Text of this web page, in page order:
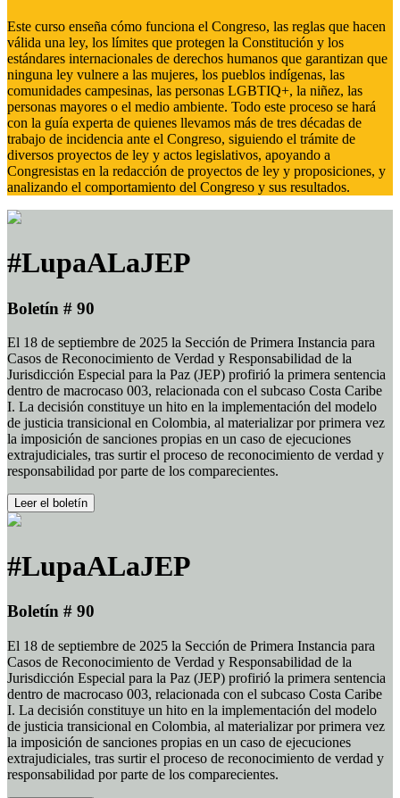
Este curso enseña cómo funciona el Congreso, las reglas que hacen
válida una ley, los límites que protegen la Constitución y los
estándares internacionales de derechos humanos que garantizan que
ninguna ley vulnere a las mujeres, los pueblos indígenas, las
comunidades campesinas, las personas LGBTIQ+, la niñez, las
personas mayores o el medio ambiente. Todo este proceso se hará
con la guía experta de quienes llevamos más de tres décadas de
trabajo de incidencia ante el Congreso, siguiendo el trámite de
diversos proyectos de ley y actos legislativos, apoyando a
Congresistas en la redacción de proyectos de ley y proposiciones, y
analizando el comportamiento del Congreso y sus resultados.
#LupaALaJEP
Boletín # 90
El 18 de septiembre de 2025 la Sección de Primera Instancia para
Casos de Reconocimiento de Verdad y Responsabilidad de la
Jurisdicción Especial para la Paz (JEP) profirió la primera sentencia
dentro de macrocaso 003, relacionada con el subcaso Costa Caribe
I. La decisión constituye un hito en la implementación del modelo
de justicia transicional en Colombia, al materializar por primera vez
la imposición de sanciones propias en un caso de ejecuciones
extrajudiciales, tras surtir el proceso de reconocimiento de verdad y
responsabilidad por parte de los comparecientes.
Leer el boletín
#LupaALaJEP
Boletín # 90
El 18 de septiembre de 2025 la Sección de Primera Instancia para
Casos de Reconocimiento de Verdad y Responsabilidad de la
Jurisdicción Especial para la Paz (JEP) profirió la primera sentencia
dentro de macrocaso 003, relacionada con el subcaso Costa Caribe
I. La decisión constituye un hito en la implementación del modelo
de justicia transicional en Colombia, al materializar por primera vez
la imposición de sanciones propias en un caso de ejecuciones
extrajudiciales, tras surtir el proceso de reconocimiento de verdad y
responsabilidad por parte de los comparecientes.